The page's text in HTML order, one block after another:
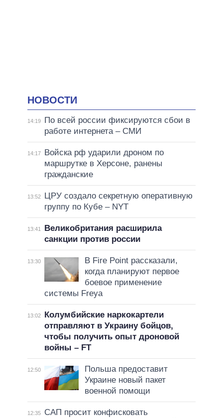
НОВОСТИ
14:19
По всей россии фиксируются сбои в
работе интернета – СМИ
14:17
Войска рф ударили дроном по
маршрутке в Херсоне, ранены
гражданские
13:52
ЦРУ создало секретную оперативную
группу по Кубе – NYT
13:41
Великобритания расширила
санкции против россии
13:30
В Fire Point рассказали,
когда планируют первое
боевое применение
системы Freya
13:02
Колумбийские наркокартели
отправляют в Украину бойцов,
чтобы получить опыт дроновой
войны – FT
12:50
Польша предоставит
Украине новый пакет
военной помощи
12:35
САП просит конфисковать